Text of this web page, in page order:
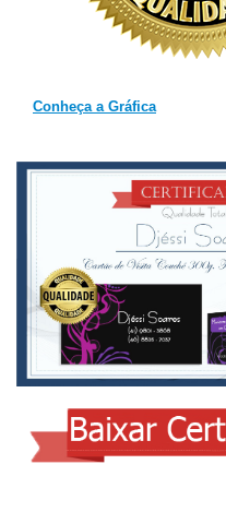
Conheça a Gráfica